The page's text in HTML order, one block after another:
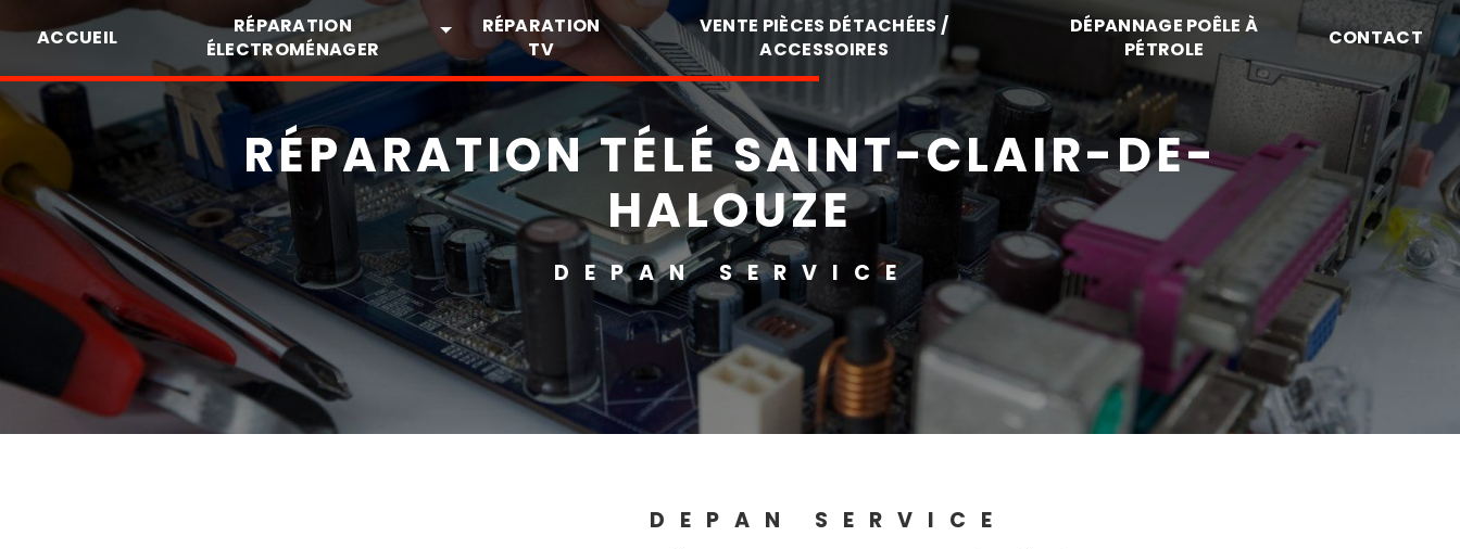
ACCUEIL
RÉPARATION
ÉLECTROMÉNAGER
RÉPARATION
TV
VENTE PIÈCES DÉTACHÉES /
ACCESSOIRES
DÉPANNAGE POÊLE À
PÉTROLE
CONTACT
RÉPARATION TÉLÉ SAINT-CLAIR-DE-
HALOUZE
DEPAN SERVICE
DEPAN SERVICE
Panneau de gestion des cookies